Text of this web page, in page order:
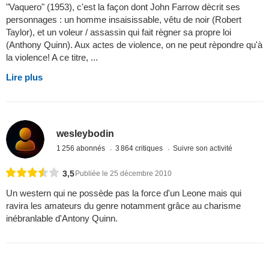
"Vaquero" (1953), c'est la façon dont John Farrow dècrit ses
personnages : un homme insaisissable, vêtu de noir (Robert
Taylor), et un voleur / assassin qui fait règner sa propre loi
(Anthony Quinn). Aux actes de violence, on ne peut rèpondre qu'à
la violence! A ce titre, ...
Lire plus
wesleybodin
1 256 abonnés 3 864 critiques Suivre son activité
3,5Publiée le 25 décembre 2010
Un western qui ne possède pas la force d'un Leone mais qui
ravira les amateurs du genre notamment grâce au charisme
inébranlable d'Antony Quinn.